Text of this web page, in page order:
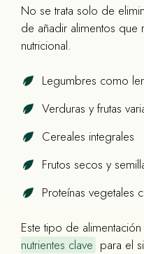
No se trata solo de
de añadir alimentos que
nutricional.
Legumbres como
Verduras y frutas
Cereales integrales
Frutos secos y
Proteínas vegetales
Este tipo de
nutrientes clave para el